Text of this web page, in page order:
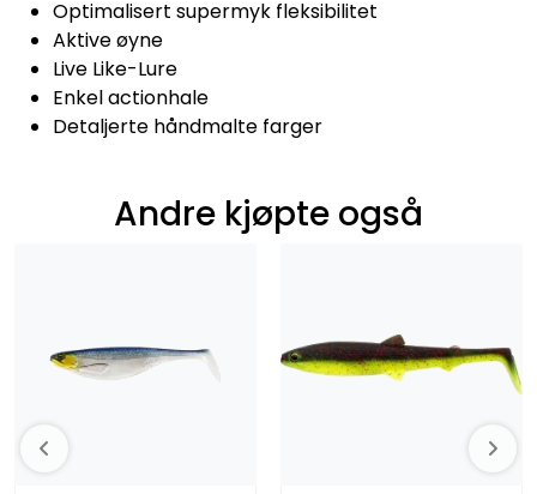
Optimalisert supermyk fleksibilitet
Aktive øyne
Live Like-Lure
Enkel actionhale
Detaljerte håndmalte farger
Andre kjøpte også